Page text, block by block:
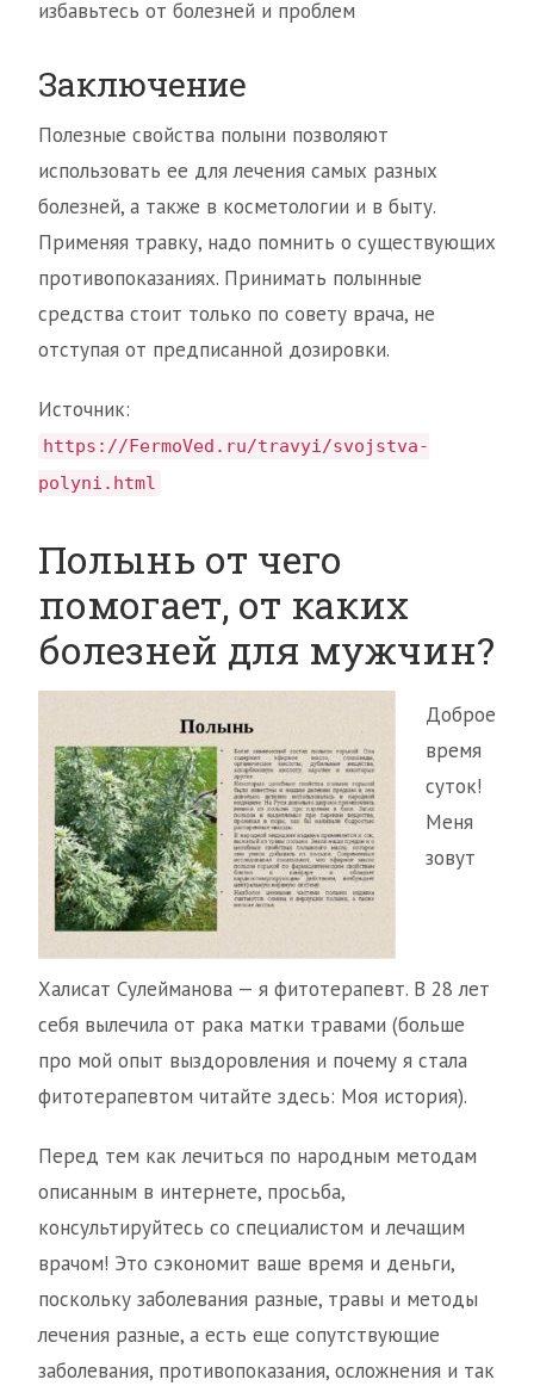
избавьтесь от болезней и проблем
Заключение
Полезные свойства полыни позволяют
использовать ее для лечения самых разных
болезней, а также в косметологии и в быту.
Применяя травку, надо помнить о существующих
противопоказаниях. Принимать полынные
средства стоит только по совету врача, не
отступая от предписанной дозировки.
Источник:
https://FermoVed.ru/travyi/svojstva-
polyni.html
Полынь от чего
помогает, от каких
болезней для мужчин?
Доброе
время
суток!
Меня
зовут
Халисат Сулейманова — я фитотерапевт. В 28 лет
себя вылечила от рака матки травами (больше
про мой опыт выздоровления и почему я стала
фитотерапевтом читайте здесь: Моя история).
Перед тем как лечиться по народным методам
описанным в интернете, просьба,
консультируйтесь со специалистом и лечащим
врачом! Это сэкономит ваше время и деньги,
поскольку заболевания разные, травы и методы
лечения разные, а есть еще сопутствующие
заболевания, противопоказания, осложнения и так